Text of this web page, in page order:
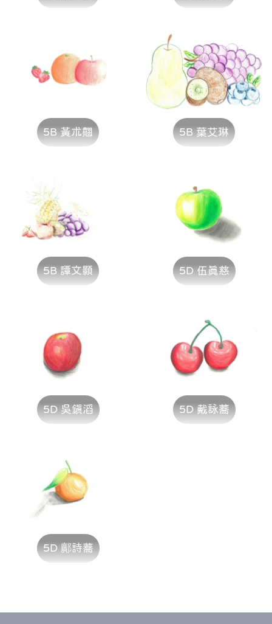
5B 黃朮翹 5B 葉艾琳
5B 譚文顥 5D 伍真慈
5D 吳鎮滔 5D 戴詠蕎
5D 鄺詩蕎